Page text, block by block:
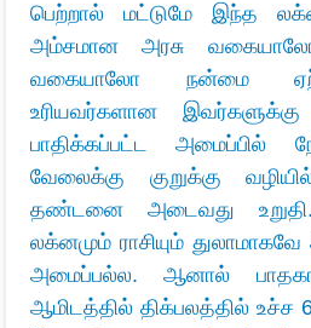
பெற்றால் மட்டுமே இந்த
அம்சமான அரசு
வகையாலோ நன்மை
உரியவர்களான இவர்களுக்கு
பாதிக்கப்பட்ட அமைப்பில்
வேலைக்கு குறுக்கு
தண்டனை அடைவது
லக்னமும் ராசியும்
அமைப்பல்ல. ஆனால்
ஆமிடத்தில் திக்பலத்தில் உச்ச